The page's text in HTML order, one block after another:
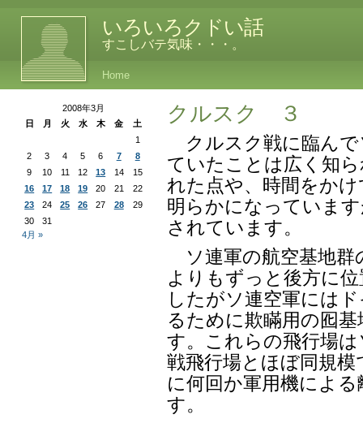
いろいろクドい話
すこしバテ気味・・・。
Home
クルスク ３
クルスク戦に臨んで
ていたことは広く知
れた点や、時間をか
明らかになっていま
されています。
ソ連軍の航空基地群
よりもずっと後方に
したがソ連空軍には
るために欺瞞用の囮
す。これらの飛行場
戦飛行場とほぼ同規
に何回か軍用機によ
す。
2008年3月
日
月 火 水 木 金
土
1
2
3 4 5 6 7
8
9
10 11 12 13 14
15
16
17 18 19 20 21
22
23
24 25 26 27 28
29
30
31
4月 »